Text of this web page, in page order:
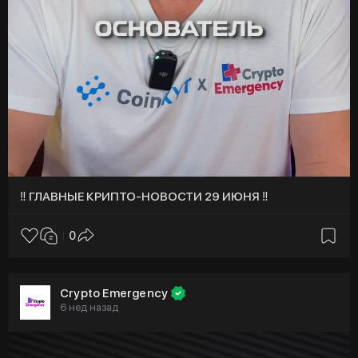
‼️ ГЛАВНЫЕ КРИПТО-НОВОСТИ 29 ИЮНЯ ‼️
0
Crypto Emergency
6 нед назад